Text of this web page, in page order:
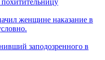
женщине наказание в
заподозренного в